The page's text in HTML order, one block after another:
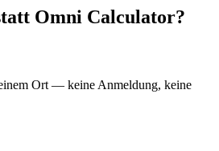
Omni Calculator?
Ort — keine Anmeldung, keine